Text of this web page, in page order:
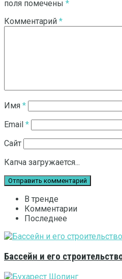
поля помечены *
Комментарий *
Имя *
Email *
Сайт
Капча загружается...
В тренде
Комментарии
Последнее
Бассейн и его